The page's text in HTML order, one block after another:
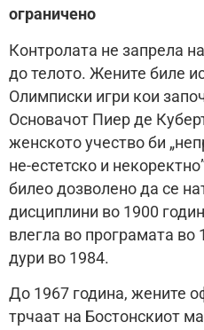
ограничено
Контролата не запрела
до телото. Жените биле
Олимписки игри кои
Основачот Пиер де
женското учество би
не-естетско и
билео дозволено да се
дисциплини во 1900
влегла во програмата
дури во 1984.
До 1967 година, жените
трчаат на Бостонскиот